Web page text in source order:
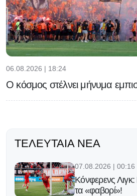
06.08.2026 | 18:24
Ο κόσμος στέλνει μήνυμα
ΤΕΛΕΥΤΑΊΑ ΝΈΑ
07.08.2026 | 00:16
Κόνφερενς
τα «φαβορί»!